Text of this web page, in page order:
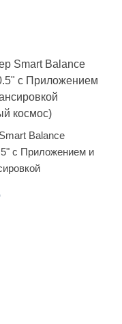
Balance
с Приложением и